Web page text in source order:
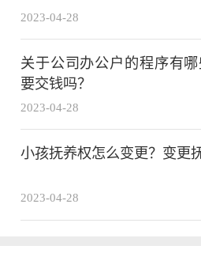
2023-04-28
关于公司办公户的程序有
要交钱吗？
2023-04-28
小孩抚养权怎么变更？变更
2023-04-28